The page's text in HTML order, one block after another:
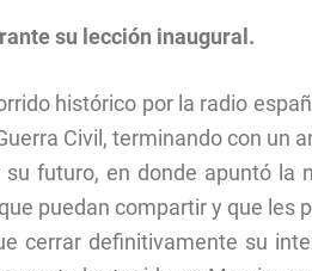
su lección inaugural.
histórico por la radio
Civil, terminando con un
futuro, en donde apuntó la
puedan compartir y que les
cerrar definitivamente su